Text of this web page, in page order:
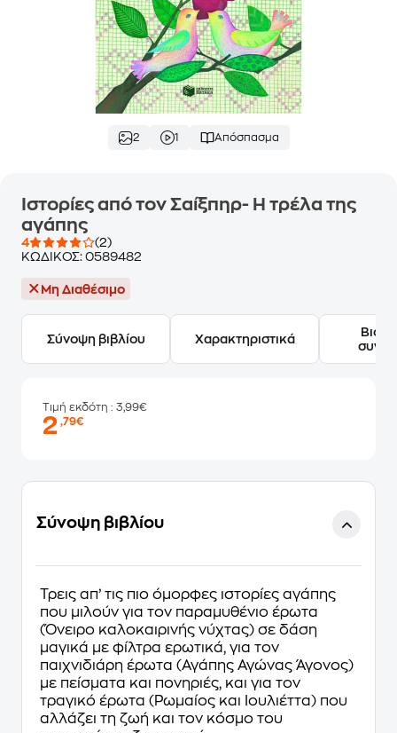
2 1 Απόσπασμα
Ιστορίες από τον Σαίξπηρ- Η τρέλα της
αγάπης
4
(2)
ΚΩΔΙΚΟΣ: 0589482
Μη Διαθέσιμο
Σύνοψη βιβλίου Χαρακτηριστικά
Τιμή εκδότη : 3,99€
2,79€
Σύνοψη βιβλίου
Τρεις απ’ τις πιο όμορφες ιστορίες αγάπης
που μιλούν για τον παραμυθένιο έρωτα
(Όνειρο καλοκαιρινής νύχτας) σε δάση
μαγικά με φίλτρα ερωτικά, για τον
παιχνιδιάρη έρωτα (Αγάπης Αγώνας Άγονος)
με πείσματα και πονηριές, και για τον
τραγικό έρωτα (Ρωμαίος και Ιουλιέττα) που
αλλάζει τη ζωή και τον κόσμο του